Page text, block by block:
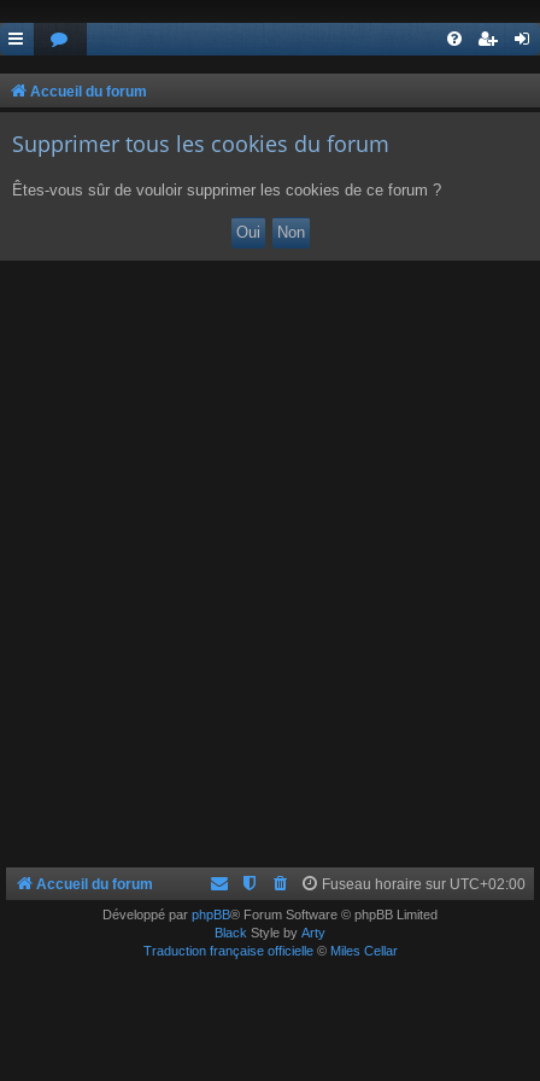
Accueil du forum
Supprimer tous les cookies du forum
Êtes-vous sûr de vouloir supprimer les cookies de ce forum ?
Accueil du forum Fuseau horaire sur UTC+02:00
Développé par phpBB® Forum Software © phpBB Limited
Black Style by Arty
Traduction française officielle© Miles Cellar